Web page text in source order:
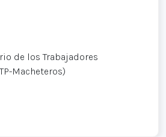
de los Trabajadores
Macheteros)